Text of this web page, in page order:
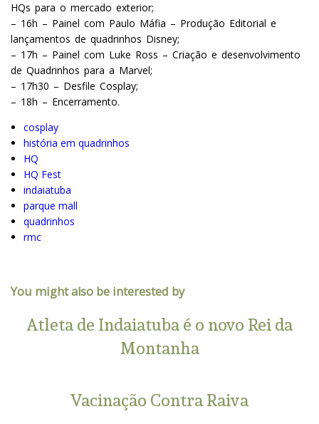
HQs para o mercado exterior;
– 16h – Painel com Paulo Máfia – Produção Editorial e
lançamentos de quadrinhos Disney;
– 17h – Painel com Luke Ross – Criação e desenvolvimento
de Quadrinhos para a Marvel;
– 17h30 – Desfile Cosplay;
– 18h – Encerramento.
cosplay
história em quadrinhos
HQ
HQ Fest
indaiatuba
parque mall
quadrinhos
rmc
You might also be interested by
Atleta de Indaiatuba é o novo Rei da
Montanha
Vacinação Contra Raiva